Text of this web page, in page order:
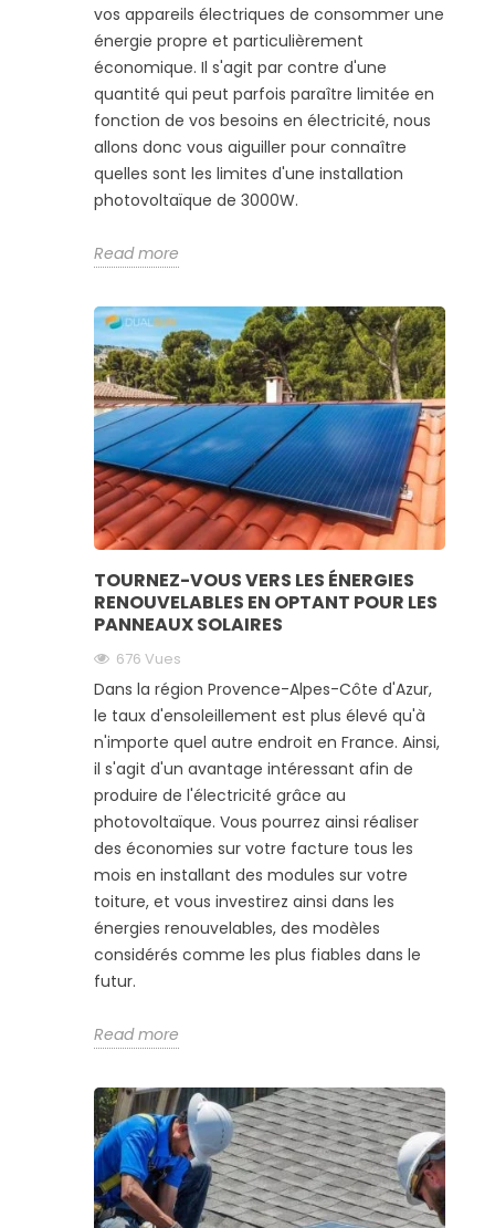
vos appareils électriques de consommer une
énergie propre et particulièrement
économique. Il s'agit par contre d'une
quantité qui peut parfois paraître limitée en
fonction de vos besoins en électricité, nous
allons donc vous aiguiller pour connaître
quelles sont les limites d'une installation
photovoltaïque de 3000W.
Read more
TOURNEZ-VOUS VERS LES ÉNERGIES
RENOUVELABLES EN OPTANT POUR LES
PANNEAUX SOLAIRES
676 Vues
Dans la région Provence-Alpes-Côte d'Azur,
le taux d'ensoleillement est plus élevé qu'à
n'importe quel autre endroit en France. Ainsi,
il s'agit d'un avantage intéressant afin de
produire de l'électricité grâce au
photovoltaïque. Vous pourrez ainsi réaliser
des économies sur votre facture tous les
mois en installant des modules sur votre
toiture, et vous investirez ainsi dans les
énergies renouvelables, des modèles
considérés comme les plus fiables dans le
futur.
Read more